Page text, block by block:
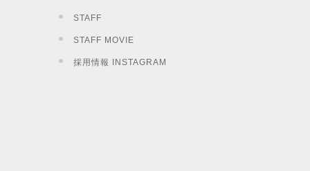
STAFF
STAFF MOVIE
採用情報 INSTAGRAM